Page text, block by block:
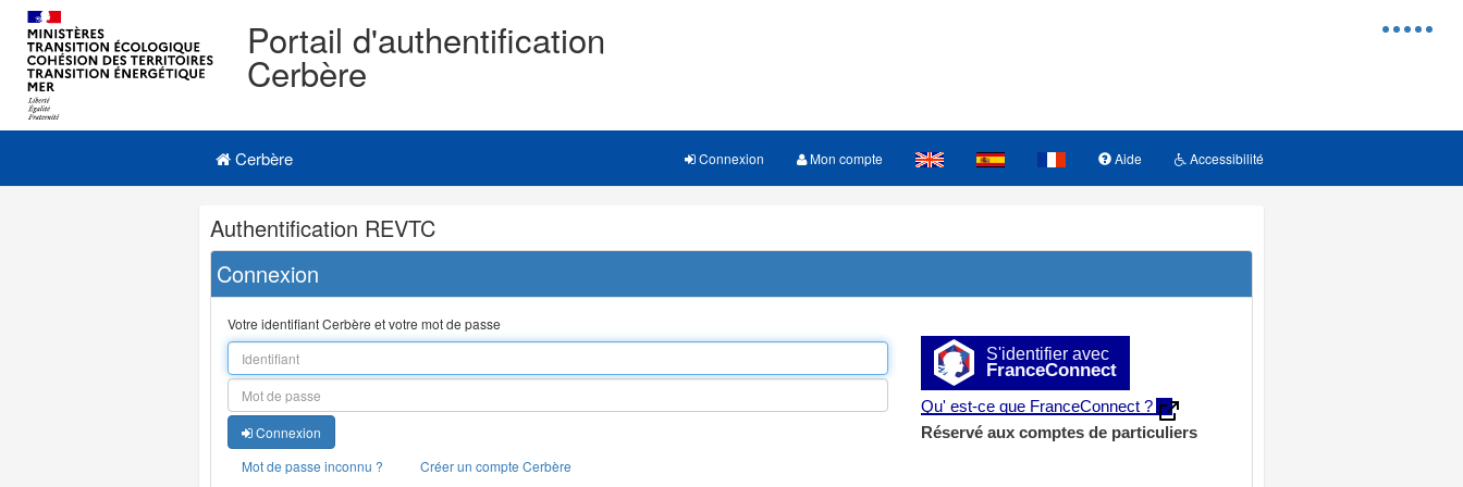
Menu
Portail d'authentification
Cerbère
Navigation
Menu principal
Cerbère Connexion Mon compte Aide Accessibilité
Navigation
et
outils
annexes
Authentification REVTC
Connexion
S'identifier avec
FranceConnect
Qu' est-ce que FranceConnect ?
Réservé aux comptes de particuliers
Votre identifiant Cerbère et votre mot de passe
Connexion
Mot de passe inconnu ?
Créer un compte Cerbère